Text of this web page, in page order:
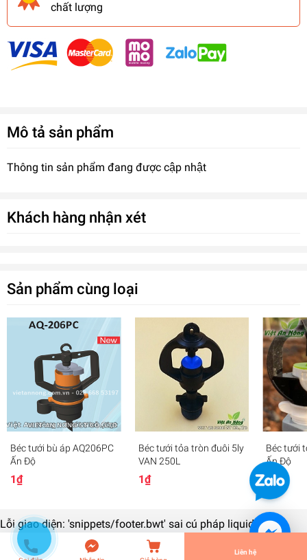
chất lượng
Mô tả sản phẩm
Thông tin sản phẩm đang được cập nhật
Khách hàng nhận xét
Sản phẩm cùng loại
Béc tưới bù áp AQ206PC
Ấn Độ
1₫
Béc tưới tỏa tròn đuôi 5ly
VAN 250L
1₫
Béc tưới
Ấn Độ
1₫
Lỗi giao diện: 'snippets/footer.bwt' sai cú pháp liquid
Béc tưới vảy 906 TR
Tiến Hành Thanh Toán
Liên hệ